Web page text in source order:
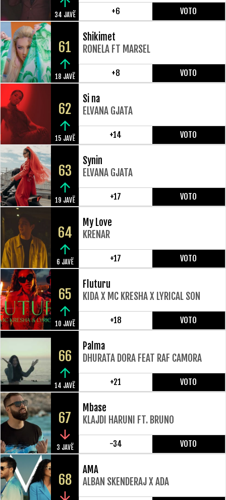
34 JAVË +6 VOTO
61
18 JAVË
Shikimet
RONELA FT MARSEL
+8 VOTO
62
15 JAVË
Si na
ELVANA GJATA
+14 VOTO
63
19 JAVË
Synin
ELVANA GJATA
+17 VOTO
64
6 JAVË
My Love
KRENAR
+17 VOTO
65
10 JAVË
Fluturu
KIDA X MC KRESHA X LYRICAL SON
+18 VOTO
66
14 JAVË
Palma
DHURATA DORA FEAT RAF CAMORA
+21 VOTO
67
3 JAVË
Mbase
KLAJDI HARUNI FT. BRUNO
-34 VOTO
68
AMA
ALBAN SKENDERAJ X ADA